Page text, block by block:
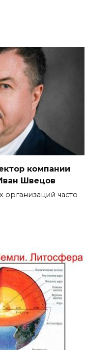
компании
Швецов
организаций часто